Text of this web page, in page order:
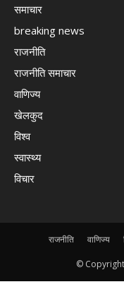
समाचार
breaking news
राजनीति
राजनीति समाचार
वाणिज्य
खेलकुद
विश्व
स्वास्थ्य
विचार
राजनीति वाणिज्य
©